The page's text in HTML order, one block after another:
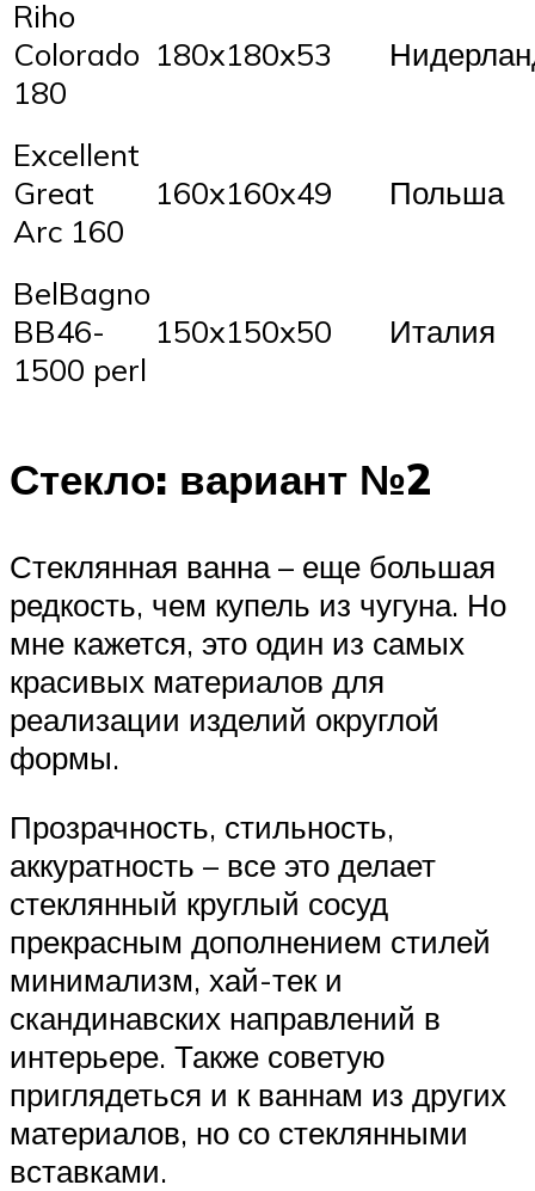
Riho
Colorado
180
180x180x53
Excellent
Great
Arc 160
160x160x49 Польша
BelBagno
BB46-
1500 perl
150x150x50 Италия
Стекло: вариант №2
Стеклянная ванна – еще большая
редкость, чем купель из чугуна. Но
мне кажется, это один из самых
красивых материалов для
реализации изделий округлой
формы.
Прозрачность, стильность,
аккуратность – все это делает
стеклянный круглый сосуд
прекрасным дополнением стилей
минимализм, хай-тек и
скандинавских направлений в
интерьере. Также советую
приглядеться и к ваннам из других
материалов, но со стеклянными
вставками.